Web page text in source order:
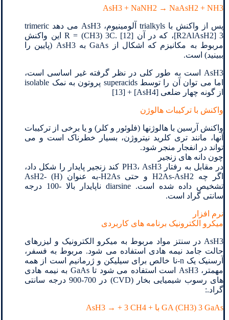
AsH3 + NaNH2 → NaAsH2 + NH3
پس از واکنش با trialkyls آلومینیوم، AsH3 می دهد trimeric
[R2AlAsH2] 3، که در آن R = (CH3) 3C. [12] این واکنش
مربوط به مکانیزم که اشکال از GaAs به AsH3 (پایین را
ببینید) است.
AsH3 است به طور کلی در نظر گرفته غیر اساسی است،
اما می توان آن را توسط superacids پروتون به نمک isolable
از گونه چهار ضلعی [AsH4] + [13]
واکنش با ترکیبات هالوژن
واکنش آرسین با هالوژنها (فلوئور و کلر) و یا برخی از ترکیبات
آنها، مانند تری کلرید نیتروژن، بسیار خطرناک است و می
تواند در انفجار منجر شود.
چون دانه های زنجیر
در مقابل به رفتار PH3، AsH3 کند زنجیر پایدار را شکل داد،
اگر چه H2As-AsH2 و حتی H2As-به عنوان (H) -AsH2
تشخیص داده شده است. diarsine ناپایدار بالا -100 درجه
سانتی گراد است.
نرم افزار
میکرو الکترونیک برنامه های کاربردی
AsH3 در سنتز مواد مربوط به میکرو الکترونیک و لیزرهای
حالت جامد نیمه هادی استفاده می شود. مربوط به فسفر،
آرسنیک یک n-نا خالص برای سیلیکن و ژرمانیم است از همه
مهمتر، AsH3 است استفاده می شود تا GaAs به نیمه هادی
های رسوب شیمیایی بخار (CVD) در 700-900 درجه سانتی
گراد.:
GA (CH3) 3 GaAs با + AsH3 → + 3 CH4